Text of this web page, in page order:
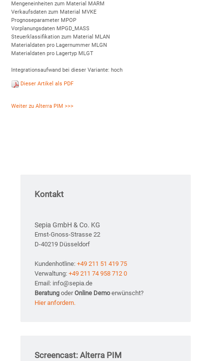
Mengeneinheiten zum Material MARM
Verkaufsdaten zum Material MVKE
Prognoseparameter MPOP
Vorplanungsdaten MPGD_MASS
Steuerklassifikation zum Material MLAN
Materialdaten pro Lagernummer MLGN
Materialdaten pro Lagertyp MLGT
Integrationsaufwand bei dieser Variante: hoch
Dieser Artikel als PDF
Weiter zu Alterra PIM >>>
Kontakt
Sepia GmbH & Co. KG
Ernst-Gnoss-Strasse 22
D-40219 Düsseldorf
Kundenhotline: +49 211 51 419 75
Verwaltung: +49 211 74 958 712 0
Email: info@sepia.de
Beratung oderOnline Demoerwünscht?
Hier anfordern.
Screencast: Alterra PIM